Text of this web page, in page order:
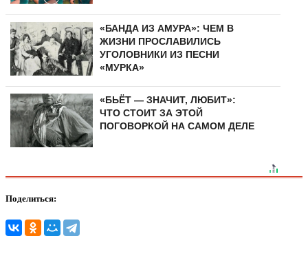
«БАНДА ИЗ АМУРА»: ЧЕМ В
ЖИЗНИ ПРОСЛАВИЛИСЬ
УГОЛОВНИКИ ИЗ ПЕСНИ
«МУРКА»
«БЬЁТ — ЗНАЧИТ, ЛЮБИТ»:
ЧТО СТОИТ ЗА ЭТОЙ
ПОГОВОРКОЙ НА САМОМ ДЕЛЕ
Поделиться: